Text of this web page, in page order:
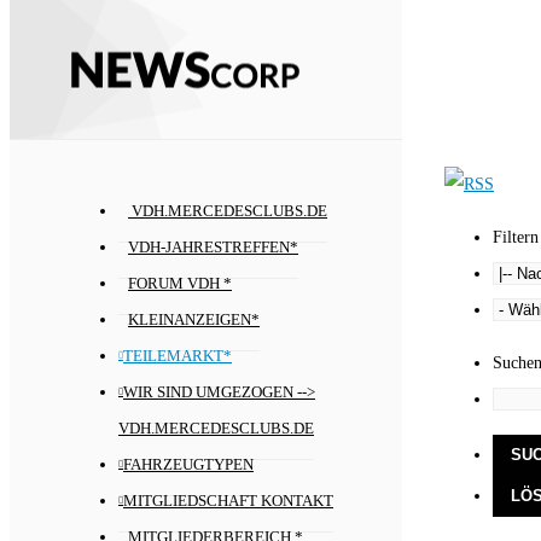
VDH.MERCEDESCLUBS.DE
VDH-JAHRESTREFFEN*
FORUM VDH *
KLEINANZEIGEN*
TEILEMARKT*
WIR SIND UMGEZOGEN -->
VDH.MERCEDESCLUBS.DE
FAHRZEUGTYPEN
MITGLIEDSCHAFT KONTAKT
MITGLIEDERBEREICH *
Filtern
Suchen